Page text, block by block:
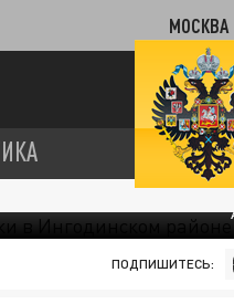
МОСКВА
ПОДПИШИТЕСЬ: